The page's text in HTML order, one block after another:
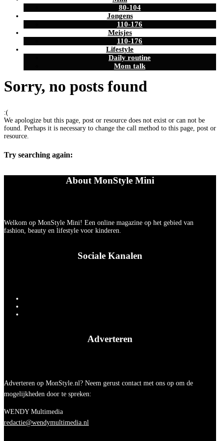
80-104
Jongens
110-176
Meisjes
110-176
Lifestyle
Daily routine
Mom talk
Sorry, no posts found
:(
We apologize but this page, post or resource does not exist or can not be
found. Perhaps it is necessary to change the call method to this page, post or
resource.
Try searching again:
About MonStyle Mini
Welkom op MonStyle Mini! Een online magazine op het gebied van
fashion, beauty en lifestyle voor kinderen.
Sociale Kanalen
Adverteren
Adverteren op MonStyle.nl? Neem gerust contact met ons op om de
mogelijkheden door te spreken:
WENDY Multimedia
redactie@wendymultimedia.nl